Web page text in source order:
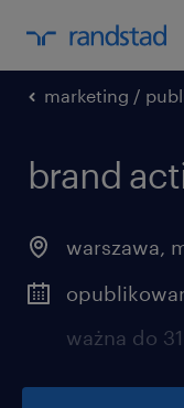
marketing /
brand
warszawa,
ważna do